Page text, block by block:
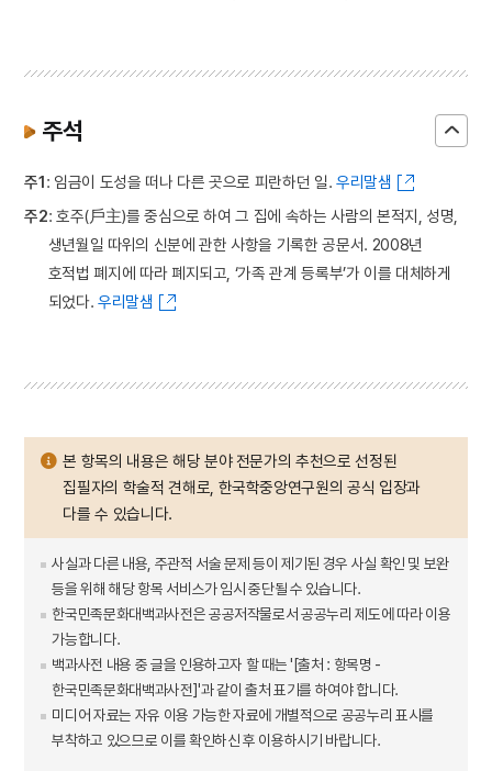
주석
주1: 임금이 도성을 떠나 다른 곳으로 피란하던 일. 우리말샘
주2: 호주(戶主)를 중심으로 하여 그 집에 속하는 사람의 본적지, 성명,
생년월일 따위의 신분에 관한 사항을 기록한 공문서. 2008년
호적법 폐지에 따라 폐지되고, ‘가족 관계 등록부’가 이를 대체하게
되었다. 우리말샘
본 항목의 내용은 해당 분야 전문가의 추천으로 선정된
집필자의 학술적 견해로, 한국학중앙연구원의 공식 입장과
다를 수 있습니다.
사실과 다른 내용, 주관적 서술 문제 등이 제기된 경우 사실 확인 및 보완
등을 위해 해당 항목 서비스가 임시 중단될 수 있습니다.
한국민족문화대백과사전은 공공저작물로서 공공누리 제도에 따라 이용
가능합니다.
백과사전 내용 중 글을 인용하고자 할 때는 '[출처 : 항목명 -
한국민족문화대백과사전]'과 같이 출처 표기를 하여야 합니다.
미디어 자료는 자유 이용 가능한 자료에 개별적으로 공공누리 표시를
부착하고 있으므로 이를 확인하신 후 이용하시기 바랍니다.